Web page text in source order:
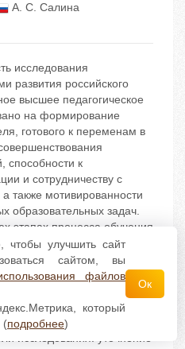
А. С. Салина
исследования
развития российского
высшее педагогическое
на формирование
готового к переменам в
способности к
и сотрудничеству с
также мотивированности
образовательных задач.
этапах процесса обучения
мотивация будущего
личности, позволяющая
в
В связи с этим возникает
профессиональной
в процессе обучения в
исследования: уточнение
улучшить сайт
сайтом, вы
файлов
который
(подробнее)
Ок